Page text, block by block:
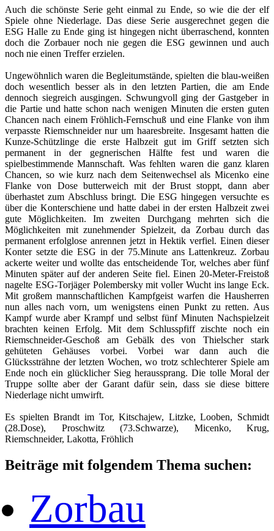
Auch die schönste Serie geht einmal zu Ende, so wie die der elf
Spiele ohne Niederlage. Das diese Serie ausgerechnet gegen die
ESG Halle zu Ende ging ist hingegen nicht überraschend, konnten
doch die Zorbauer noch nie gegen die ESG gewinnen und auch
noch nie einen Treffer erzielen.
Ungewöhnlich waren die Begleitumstände, spielten die blau-weißen
doch wesentlich besser als in den letzten Partien, die am Ende
dennoch siegreich ausgingen. Schwungvoll ging der Gastgeber in
die Partie und hatte schon nach wenigen Minuten die ersten guten
Chancen nach einem Fröhlich-Fernschuß und eine Flanke von ihm
verpasste Riemschneider nur um haaresbreite. Insgesamt hatten die
Kunze-Schützlinge die erste Halbzeit gut im Griff setzten sich
permanent in der gegnerischen Hälfte fest und waren die
spielbestimmende Mannschaft. Was fehlten waren die ganz klaren
Chancen, so wie kurz nach dem Seitenwechsel als Micenko eine
Flanke von Dose butterweich mit der Brust stoppt, dann aber
überhastet zum Abschluss bringt. Die ESG hingegen versuchte es
über die Konterschiene und hatte dabei in der ersten Halbzeit zwei
gute Möglichkeiten. Im zweiten Durchgang mehrten sich die
Möglichkeiten mit zunehmender Spielzeit, da Zorbau durch das
permanent erfolglose anrennen jetzt in Hektik verfiel. Einen dieser
Konter setzte die ESG in der 75.Minute ans Lattenkreuz. Zorbau
ackerte weiter und wollte das entscheidende Tor, welches aber fünf
Minuten später auf der anderen Seite fiel. Einen 20-Meter-Freistoß
nagelte ESG-Torjäger Polembersky mit voller Wucht ins lange Eck.
Mit großem mannschaftlichen Kampfgeist warfen die Hausherren
nun alles nach vorn, um wenigstens einen Punkt zu retten. Aus
Kampf wurde aber Krampf und selbst fünf Minuten Nachspielzeit
brachten keinen Erfolg. Mit dem Schlusspfiff zischte noch ein
Riemschneider-Geschoß am Gebälk des von Thielscher stark
gehüteten Gehäuses vorbei. Vorbei war dann auch die
Glückssträhne der letzten Wochen, wo trotz schlechterer Spiele am
Ende noch ein glücklicher Sieg heraussprang. Die tolle Moral der
Truppe sollte aber der Garant dafür sein, dass sie diese bittere
Niederlage nicht umwirft.
Es spielten Brandt im Tor, Kitschajew, Litzke, Looben, Schmidt
(28.Dose), Proschwitz (73.Schwarze), Micenko, Krug,
Riemschneider, Lakotta, Fröhlich
Beiträge mit folgendem Thema suchen:
Zorbau